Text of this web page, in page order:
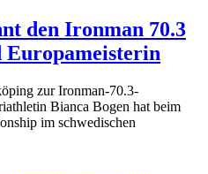
den Ironman 70.3
zur Ironman-70.3-
Bianca Bogen hat beim
im schwedischen